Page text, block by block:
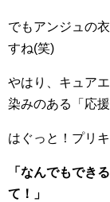
でもアンジュの
すね(笑)
やはり、キュア
染みのある「応
はぐっと！プリ
「なんでもでき
て！」